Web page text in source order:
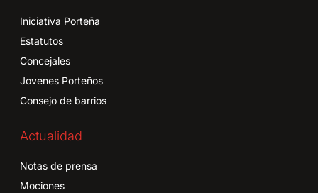
Iniciativa Porteña
Estatutos
Concejales
Jovenes Porteños
Consejo de barrios
Actualidad
Notas de prensa
Mociones